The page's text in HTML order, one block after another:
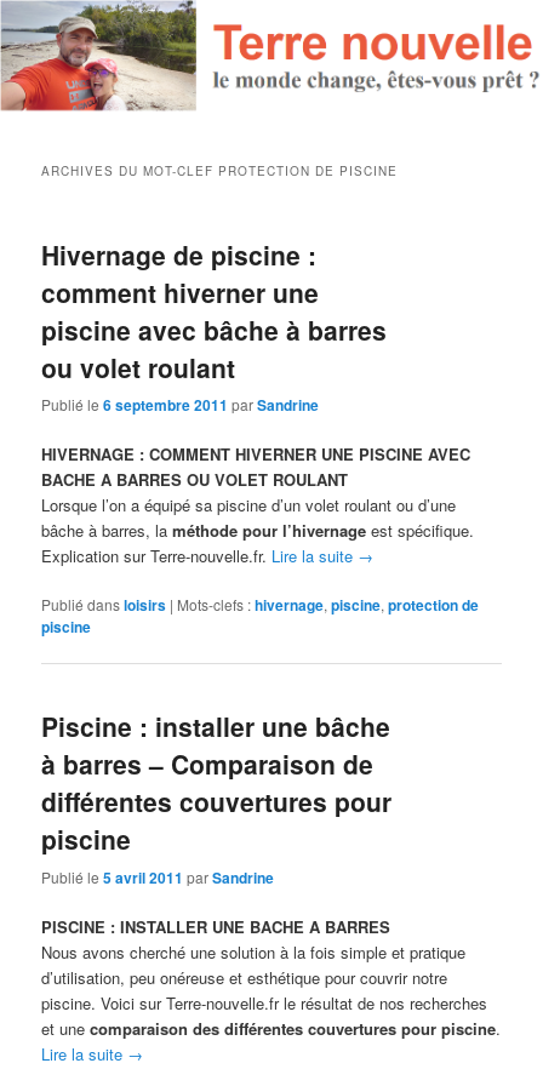
ARCHIVES DU MOT-CLEF PROTECTION DE PISCINE
Hivernage de piscine :
comment hiverner une
piscine avec bâche à barres
ou volet roulant
Publié le6 septembre 2011 parSandrine
HIVERNAGE : COMMENT HIVERNER UNE PISCINE AVEC
BACHE A BARRES OU VOLET ROULANT
Lorsque l’on a équipé sa piscine d’un volet roulant ou d’une
bâche à barres, laméthode pour l’hivernage est spécifique.
Explication sur Terre-nouvelle.fr. Lire la suite →
Publié dansloisirs | Mots-clefs :hivernage,piscine,protection de
piscine
Piscine : installer une bâche
à barres – Comparaison de
différentes couvertures pour
piscine
Publié le5 avril 2011 parSandrine
PISCINE : INSTALLER UNE BACHE A BARRES
Nous avons cherché une solution à la fois simple et pratique
d’utilisation, peu onéreuse et esthétique pour couvrir notre
piscine. Voici sur Terre-nouvelle.fr le résultat de nos recherches
et unecomparaison des différentes couvertures pour piscine.
Lire la suite →